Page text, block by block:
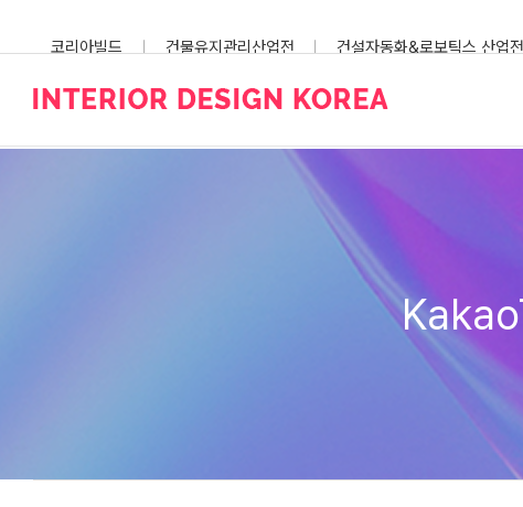
코리아빌드
건물유지관리산업전 건설자동화&로보틱스 산업전